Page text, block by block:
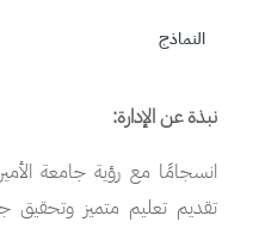
النماذج
نبذة عن الإدارة:
انسجامًا مع رؤية جامعة
تقديم تعليم متميز وتحقيق